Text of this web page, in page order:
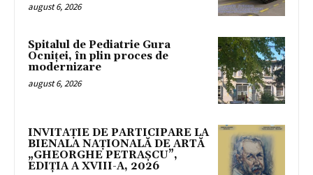
august 6, 2026
Spitalul de Pediatrie Gura
Ocniței, în plin proces de
modernizare
august 6, 2026
INVITAȚIE DE PARTICIPARE LA
BIENALA NAȚIONALĂ DE ARTĂ
„GHEORGHE PETRAȘCU”,
EDIŢIA A XVIII-A, 2026